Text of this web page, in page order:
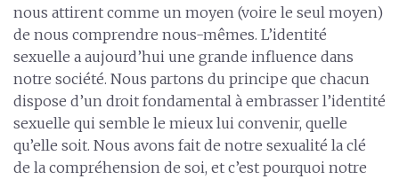
nous attirent comme un moyen (voire le seul moyen)
de nous comprendre nous-mêmes. L’identité
sexuelle a aujourd’hui une grande influence dans
notre société. Nous partons du principe que chacun
dispose d’un droit fondamental à embrasser l’identité
sexuelle qui semble le mieux lui convenir, quelle
qu’elle soit. Nous avons fait de notre sexualité la clé
de la compréhension de soi, et c’est pourquoi notre